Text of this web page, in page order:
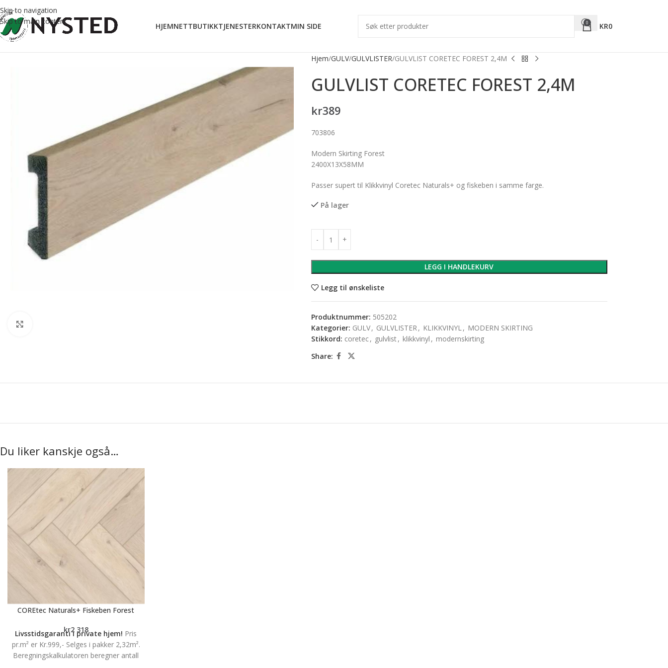
Skip to navigation
Skip to main content
HJEMNETTBUTIKKTJENESTERKONTAKTMIN SIDE 0 KR0
Hjem GULV GULVLISTER GULVLIST CORETEC FOREST 2,4M
GULVLIST CORETEC FOREST 2,4M
kr389
703806
Modern Skirting Forest
2400X13X58MM
Passer supert til Klikkvinyl Coretec Naturals+ og fiskeben i samme farge.
På lager
LEGG I HANDLEKURV
Legg til ønskeliste
Produktnummer: 505202
Kategorier: GULV, GULVLISTER, KLIKKVINYL, MODERN SKIRTING
Stikkord: coretec, gulvlist, klikkvinyl , modernskirting
Share:
Du liker kanskje også…
COREtec Naturals+ Fiskeben Forest
kr2 318
Livsstidsgaranti i private hjem! Pris
pr.m² er Kr.999,- Selges i pakker 2,32m².
Beregningskalkulatoren beregner antall